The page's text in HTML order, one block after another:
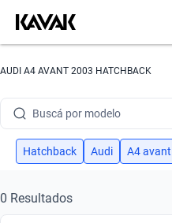
AUDI A4 AVANT 2003 HATCHBACK
Buscá por modelo
Buscá por versión
Buscá por marca
Hatchback Audi A4 avant
0 Resultados